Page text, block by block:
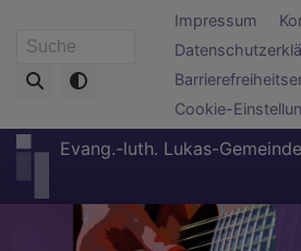
zum
Suche
Impressum
Cookie-
Evang.-luth. Lukas-